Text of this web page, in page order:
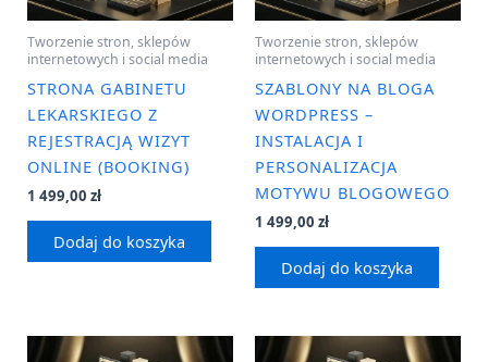
Tworzenie stron, sklepów
internetowych i social media
STRONA GABINETU
LEKARSKIEGO Z
REJESTRACJĄ WIZYT
ONLINE (BOOKING)
1 499,00 zł
Dodaj do koszyka
Tworzenie stron, sklepów
internetowych i social media
SZABLONY NA BLOGA
WORDPRESS –
INSTALACJA I
PERSONALIZACJA
MOTYWU BLOGOWEGO
1 499,00 zł
Dodaj do koszyka